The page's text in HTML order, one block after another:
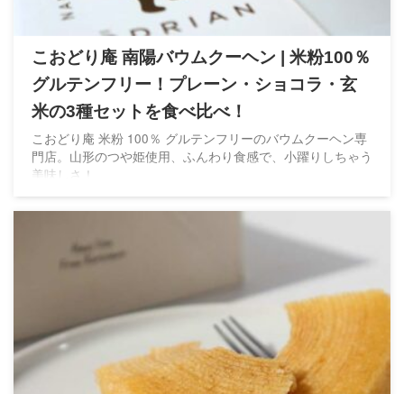
こおどり庵 南陽バウムクーヘン | 米粉100％
グルテンフリー！プレーン・ショコラ・玄
米の3種セットを食べ比べ！
こおどり庵 米粉 100％ グルテンフリーのバウムクーヘン専
門店。山形のつや姫使用、ふんわり食感で、小躍りしちゃう
美味しさ！